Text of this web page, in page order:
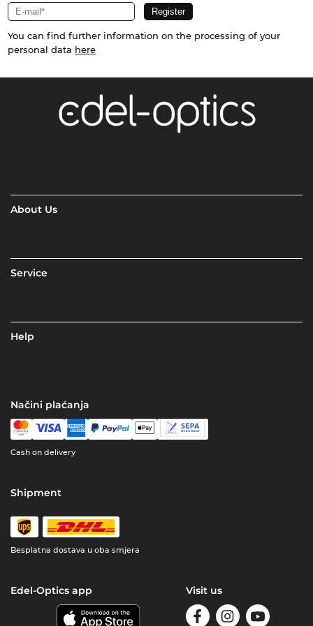
You can find further information on the processing of your
personal data here
About Us
Service
Help
Načini plaćanja
Cash on delivery
Shipment
Besplatna dostava u oba smjera
Edel-Optics app Visit us